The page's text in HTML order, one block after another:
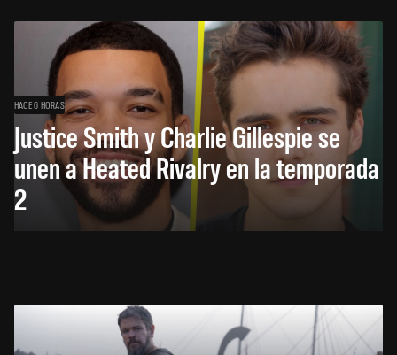
HACE 6 HORAS
Justice Smith y Charlie Gillespie se
unen a Heated Rivalry en la temporada
2